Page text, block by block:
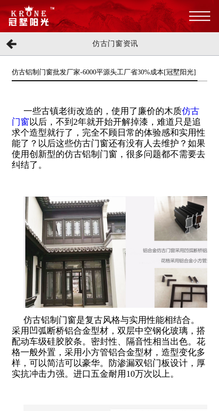
仿古门窗资讯
仿古铝制门窗批发厂家-6000平源头工厂省30%成本[冠墅阳光]
一些古镇老街改造的，使用了廉价的木质仿古
门窗以后，不到2年就开始开解掉漆，难道只是追
求个造型就行了，完全不顾日常的体验感和实用性
能了？以后这些仿古门窗还有没有人去维护？如果
使用创新型的仿古铝制门窗，很多问题都不需要去
纠结了。
仿古铝制门窗是复古风格与实用性能相结合。
采用凹弧断桥铝合金型材，双层中空钢化玻璃，搭
配动车级硅胶胶条。密封性、隔音性相当出色。花
格一般外置，采用小方管铝合金型材，造型变化多
样，可以简洁可以豪华。防渗漏双铝门板设计，厚
实抗冲击力强。进口五金耐用10万次以上。